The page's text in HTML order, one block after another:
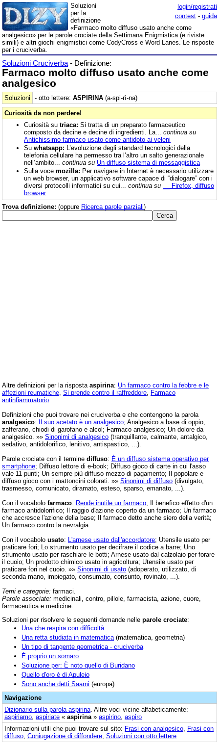
login/registrati
contest - guida
Soluzioni
per la
definizione
«Farmaco molto diffuso usato anche come
analgesico» per le parole crociate della Settimana Enigmistica (e riviste
simili) e altri giochi enigmistici come CodyCross e Word Lanes. Le risposte
per i cruciverba.
Soluzioni Cruciverba - Definizione:
Farmaco molto diffuso usato anche come
analgesico
Soluzioni - otto lettere: ASPIRINA (a-spi-rì-na)
Curiosità da non perdere!
Curiosità su triaca: Si tratta di un preparato farmaceutico
composto da decine e decine di ingredienti. La... continua su
Antichissimo farmaco usato come antidoto ai veleni
Su whatsapp: L’evoluzione degli standard tecnologici della
telefonia cellulare ha permesso tra l’altro un salto generazionale
nell’ambito... continua su Un diffuso sistema di messaggistica
Sulla voce mozilla: Per navigare in Internet è necessario utilizzare
un web browser, un applicativo software capace di “dialogare” con i
diversi protocolli informatici su cui... continua su
__ Firefox, diffuso
browser
Trova definizione: (oppure Ricerca parole parziali)
Altre definizioni per la risposta aspirina: Un farmaco contro la febbre e le
affezioni reumatiche Si prende contro il raffreddore Farmaco
antinfiammatorio
Definizioni che puoi trovare nei cruciverba e che contengono la parola
analgesico: Il suo acetato è un analgesico; Analgesico a base di oppio,
zafferano, chiodi di garofano e alcol; Farmaco analgesico; Un dolore da
analgesico. »» Sinonimi di analgesico (tranquillante, calmante, antalgico,
sedativo, antidolorifico, lenitivo, antispastico, ...).
Parole crociate con il termine diffuso: È un diffuso sistema operativo per
smartphone; Diffuso lettore di e-book; Diffuso gioco di carte in cui l'asso
vale 11 punti; Un sempre più diffuso mezzo di pagamento; Il popolare e
diffuso gioco con i mattoncini colorati. »» Sinonimi di diffuso (divulgato,
trasmesso, comunicato, diramato, esteso, sparso, emanato, ...).
Con il vocabolo farmaco: Rende inutile un farmaco; Il benefico effetto d'un
farmaco antidolorifico; Il raggio d'azione coperto da un farmaco; Un farmaco
che accresce l'azione della base; Il farmaco detto anche siero della verità;
Un farmaco contro la nevralgia.
Con il vocabolo usato: L'arnese usato dall'accordatore; Utensile usato per
praticare fori; Lo strumento usato per decifrare il codice a barre; Uno
strumento usato per raschiare le botti; Arnese usato dal calzolaio per forare
il cuoio; Un prodotto chimico usato in agricoltura; Utensile usato per
praticare fori nel cuoio. »» Sinonimi di usato (adoperato, utilizzato, di
seconda mano, impiegato, consumato, consunto, rovinato, ...).
Temi e categorie: farmaci.
Parole associate: medicinali, contro, pillole, farmacista, azione, cuore,
farmaceutica e medicine.
Soluzioni per risolvere le seguenti domande nelle parole crociate:
Una che respira con difficoltà
Una retta studiata in matematica (matematica, geometria)
Un tipo di tangente geometrica - cruciverba
È proprio un somaro
Soluzione per: È noto quello di Buridano
Quello d'oro è di Apuleio
Sono anche detti Saami (europa)
Navigazione
Dizionario sulla parola aspirina . Altre voci vicine alfabeticamente:
aspiriamo aspiriate « aspirina » aspirino aspiro
Informazioni utili che puoi trovare sul sito: Frasi con analgesico Frasi con
diffuso Coniugazione di diffondere Soluzioni con otto lettere